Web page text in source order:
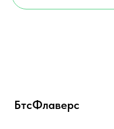
БтсФлаверс